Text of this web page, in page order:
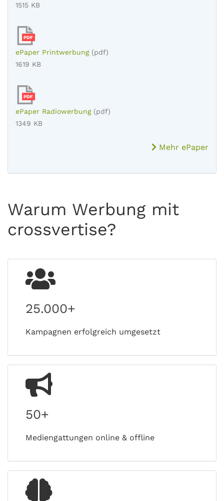
1515 KB
PDF
ePaper Printwerbung (pdf)
1619 KB
PDF
ePaper Radiowerbung (pdf)
1349 KB
Mehr ePaper
Warum Werbung mit
crossvertise?
25.000+
Kampagnen erfolgreich umgesetzt
50+
Mediengattungen online & offline